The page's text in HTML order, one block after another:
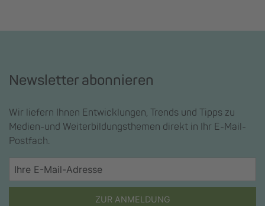
Newsletter abonnieren
Wir liefern Ihnen Entwicklungen, Trends und Tipps zu
Medien-und Weiterbildungsthemen direkt in Ihr E-Mail-
Postfach.
ZUR ANMELDUNG